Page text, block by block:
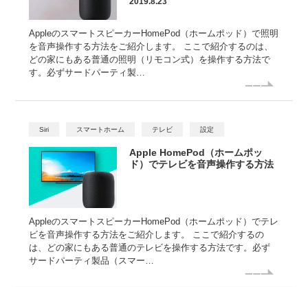
AppleのスマートスピーカーHomePod（ホームポッド）で照明
を音声操作する方法をご紹介します。 ここで紹介するのは、
どの家にもある普通の照明（リモコン式）を操作する方法で
す。必ずサードパーティ製…
Siri スマートホーム テレビ 設定
Apple HomePod（ホームポッ
ド）でテレビを音声操作する方法
AppleのスマートスピーカーHomePod（ホームポッド）でテレ
ビを音声操作する方法をご紹介します。 ここで紹介するの
は、どの家にもある普通のテレビを操作する方法です。必ず
サードパーティ製品（スマー…